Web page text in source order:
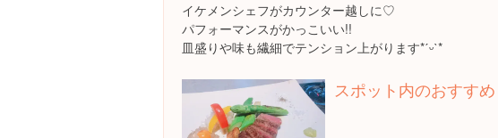
イケメンシェフがカウンター越しに♡
パフォーマンスがかっこいい!!
皿盛りや味も繊細でテンション上がります*ˊᵕˋ*
スポット内のおすすめ